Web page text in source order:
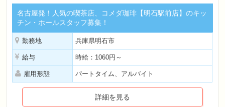
名古屋発！人気の喫茶店、コメダ珈琲【明石駅前店】のキッ
チン・ホールスタッフ募集！
勤務地 兵庫県明石市
給与 時給：1060円～
雇用形態 パートタイム、アルバイト
詳細を見る